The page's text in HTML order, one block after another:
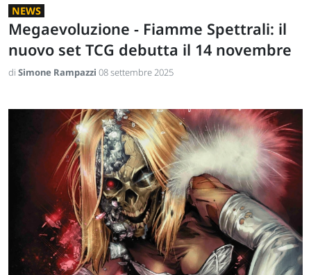
NEWS
Megaevoluzione - Fiamme Spettrali: il
nuovo set TCG debutta il 14 novembre
di Simone Rampazzi 08 settembre 2025